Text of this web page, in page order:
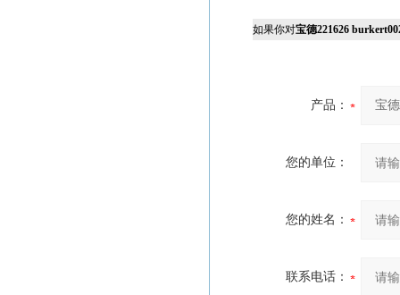
如果你对宝德221626
产品：
您的单位：
您的姓名：
联系电话：